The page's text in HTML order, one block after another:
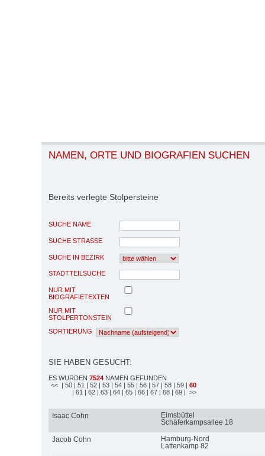
NAMEN, ORTE UND BIOGRAFIEN SUCHEN
Bereits verlegte Stolpersteine
SUCHE NAME
SUCHE STRASSE
SUCHE IN BEZIRK
STADTTEILSUCHE
NUR MIT
BIOGRAFIETEXTEN
NUR MIT
STOLPERTONSTEIN
SORTIERUNG
SIE HABEN GESUCHT:
ES WURDEN 7524 NAMEN GEFUNDEN
<< | 50 | 51 | 52 | 53 | 54 | 55 | 56 | 57 | 58 | 59 | 60
| 61 | 62 | 63 | 64 | 65 | 66 | 67 | 68 | 69 | >>
Isaac Cohn
Eimsbüttel
Schäferkampsallee 18
Jacob Cohn
Hamburg-Nord
Lattenkamp 82